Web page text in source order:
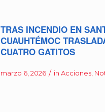
TRAS INCENDIO EN
CUAUHTÉMOC
CUATRO GATITOS
marzo 6, 2026 / in Acciones